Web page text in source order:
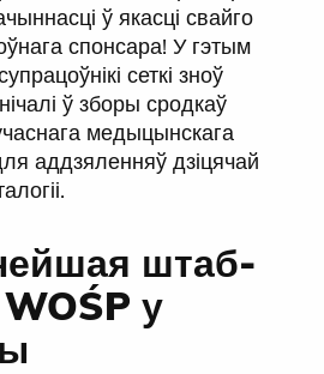
ў якасці свайго
спонсара! У гэтым
сеткі зноў
ў зборы сродкаў
медыцынскага
аддзяленняў дзіцячай
штаб-
у